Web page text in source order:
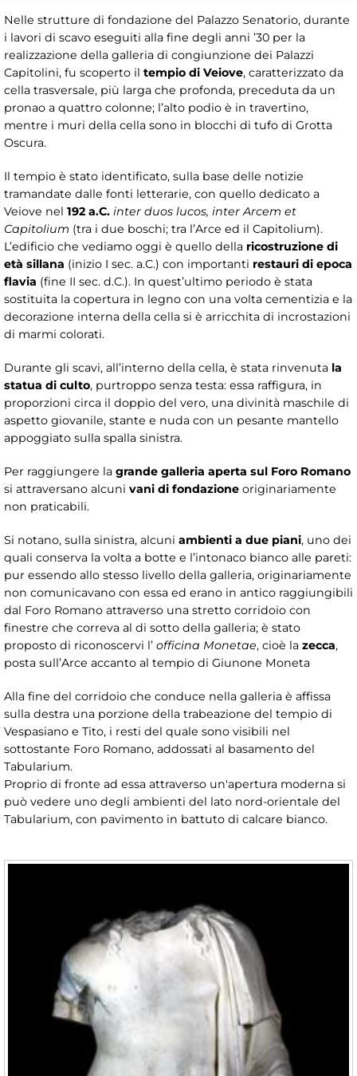
Nelle strutture di fondazione del Palazzo Senatorio, durante
i lavori di scavo eseguiti alla fine degli anni ’30 per la
realizzazione della galleria di congiunzione dei Palazzi
Capitolini, fu scoperto il tempio di Veiove, caratterizzato da
cella trasversale, più larga che profonda, preceduta da un
pronao a quattro colonne; l’alto podio è in travertino,
mentre i muri della cella sono in blocchi di tufo di Grotta
Oscura.
Il tempio è stato identificato, sulla base delle notizie
tramandate dalle fonti letterarie, con quello dedicato a
Veiove nel 192 a.C. inter duos lucos, inter Arcem et
Capitolium (tra i due boschi; tra l’Arce ed il Capitolium).
L’edificio che vediamo oggi è quello della ricostruzione di
età sillana (inizio I sec. a.C.) con importanti restauri di epoca
flavia (fine II sec. d.C.). In quest’ultimo periodo è stata
sostituita la copertura in legno con una volta cementizia e la
decorazione interna della cella si è arricchita di incrostazioni
di marmi colorati.
Durante gli scavi, all’interno della cella, è stata rinvenuta la
statua di culto, purtroppo senza testa: essa raffigura, in
proporzioni circa il doppio del vero, una divinità maschile di
aspetto giovanile, stante e nuda con un pesante mantello
appoggiato sulla spalla sinistra.
Per raggiungere la grande galleria aperta sul Foro Romano
si attraversano alcuni vani di fondazione originariamente
non praticabili.
Si notano, sulla sinistra, alcuni ambienti a due piani, uno dei
quali conserva la volta a botte e l’intonaco bianco alle pareti:
pur essendo allo stesso livello della galleria, originariamente
non comunicavano con essa ed erano in antico raggiungibili
dal Foro Romano attraverso una stretto corridoio con
finestre che correva al di sotto della galleria; è stato
proposto di riconoscervi l’ officina Monetae, cioè la zecca,
posta sull’Arce accanto al tempio di Giunone Moneta
Alla fine del corridoio che conduce nella galleria è affissa
sulla destra una porzione della trabeazione del tempio di
Vespasiano e Tito, i resti del quale sono visibili nel
sottostante Foro Romano, addossati al basamento del
Tabularium.
Proprio di fronte ad essa attraverso un'apertura moderna si
può vedere uno degli ambienti del lato nord-orientale del
Tabularium, con pavimento in battuto di calcare bianco.